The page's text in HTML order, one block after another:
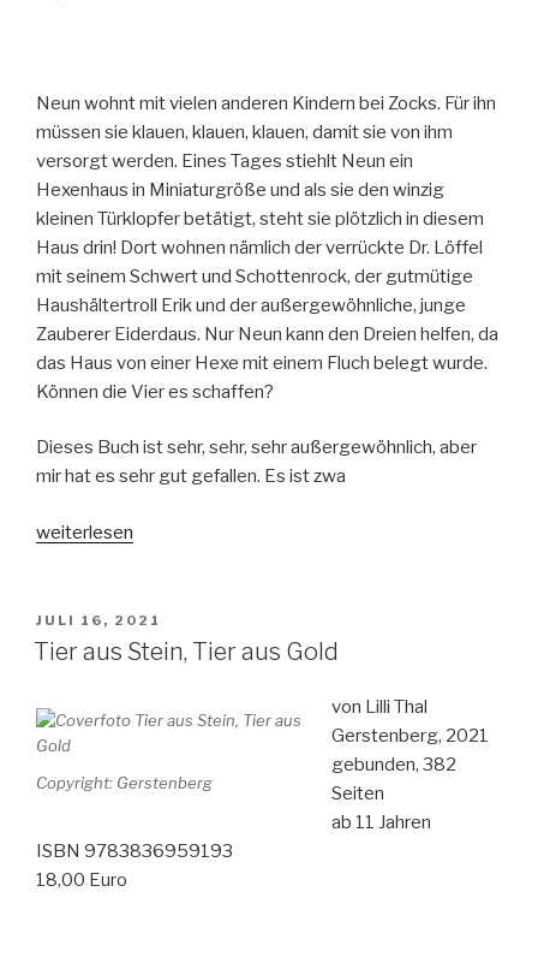
Neun wohnt mit vielen anderen Kindern bei Zocks. Für ihn
müssen sie klauen, klauen, klauen, damit sie von ihm
versorgt werden. Eines Tages stiehlt Neun ein
Hexenhaus in Miniaturgröße und als sie den winzig
kleinen Türklopfer betätigt, steht sie plötzlich in diesem
Haus drin! Dort wohnen nämlich der verrückte Dr. Löffel
mit seinem Schwert und Schottenrock, der gutmütige
Haushältertroll Erik und der außergewöhnliche, junge
Zauberer Eiderdaus. Nur Neun kann den Dreien helfen, da
das Haus von einer Hexe mit einem Fluch belegt wurde.
Können die Vier es schaffen?
Dieses Buch ist sehr, sehr, sehr außergewöhnlich, aber
mir hat es sehr gut gefallen. Es ist zwa
„Das
Rand
der
weiterlesen
VERÖFFENTLICHT
AM
JULI 16, 2021
Tier aus Stein, Tier aus Gold
Copyright: Gerstenberg
von Lilli Thal
Gerstenberg, 2021
gebunden, 382
Seiten
ab 11 Jahren
ISBN 9783836959193
18,00 Euro